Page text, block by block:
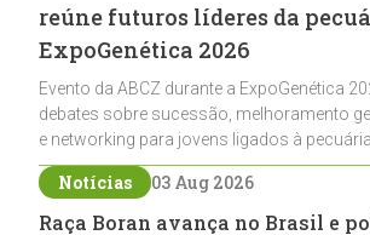
reúne futuros líderes da
ExpoGenética 2026
Evento da ABCZ durante a ExpoGenética
debates sobre sucessão, melhoramento
e networking para jovens ligados à pecuária
Notícias 03 Aug 2026
Raça Boran avança no Brasil e